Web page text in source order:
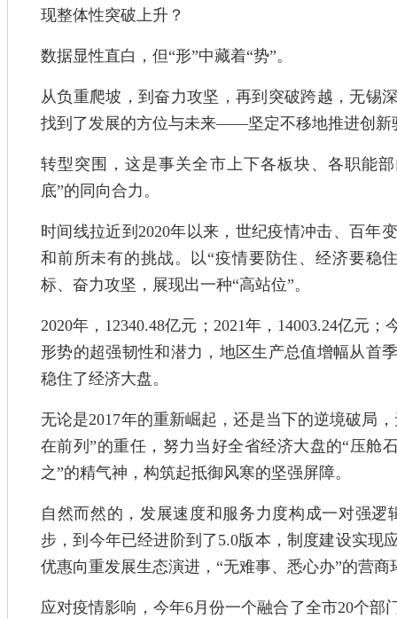
现整体性突破上升？
数据显性直白，但“形”中藏着“势”。
从负重爬坡，到奋力攻坚，再到突破跨越，无锡
找到了发展的方位与未来——坚定不移地推进创新
转型突围，这是事关全市上下各板块、各职能
底”的同向合力。
时间线拉近到2020年以来，世纪疫情冲击、百年
和前所未有的挑战。以“疫情要防住、经济要稳
标、奋力攻坚，展现出一种“高站位”。
2020年，12340.48亿元；2021年，14003.24亿元
形势的超强韧性和潜力，地区生产总值增幅从首
稳住了经济大盘。
无论是2017年的重新崛起，还是当下的逆境破局
在前列”的重任，努力当好全省经济大盘的“压舱
之”的精气神，构筑起抵御风寒的坚强屏障。
自然而然的，发展速度和服务力度构成一对强
步，到今年已经进阶到了5.0版本，制度建设实现
优惠向重发展生态演进，“无难事、悉心办”的营
应对疫情影响，今年6月份一个融合了全市20个